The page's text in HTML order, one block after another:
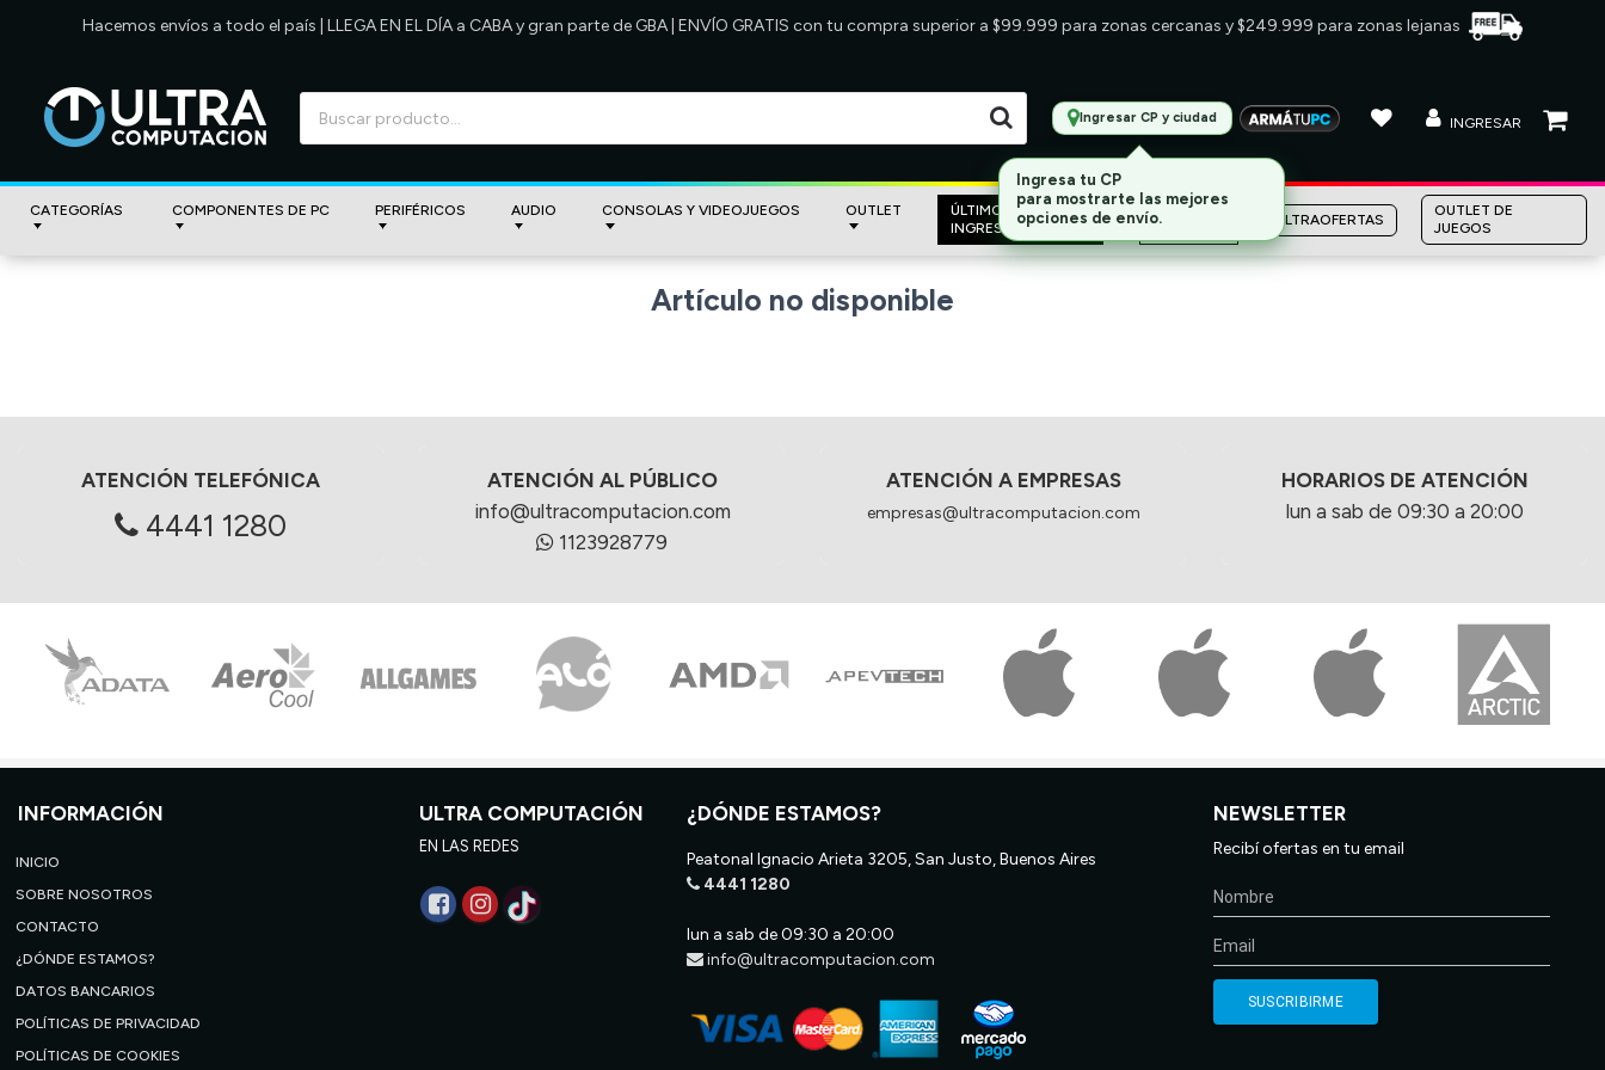
Hacemos envíos a todo el país | LLEGA EN EL DÍA a CABA y gran parte de GBA | ENVÍO GRATIS con tu compra superior a $99.999 para zonas cercanas y $249.999 para zonas lejanas
Ingresar CP y ciudad INGRESAR
CATEGORÍAS COMPONENTES DE PC PERIFÉRICOS AUDIO CONSOLAS Y VIDEOJUEGOS OUTLET
ÚLTIMOS
INGRESOS
MARCAS
ULTRAOFERTAS
OUTLET DE
JUEGOS
Artículo no disponible
ATENCIÓN TELEFÓNICA
4441 1280
ATENCIÓN AL PÚBLICO
info@ultracomputacion.com
1123928779
ATENCIÓN A EMPRESAS
empresas@ultracomputacion.com
HORARIOS DE ATENCIÓN
lun a sab de 09:30 a 20:00
INFORMACIÓN
INICIO
SOBRE NOSOTROS
CONTACTO
¿DÓNDE ESTAMOS?
DATOS BANCARIOS
POLÍTICAS DE PRIVACIDAD
POLÍTICAS DE COOKIES
ULTRA COMPUTACIÓN
EN LAS REDES
¿DÓNDE ESTAMOS?
Peatonal Ignacio Arieta 3205, San Justo, Buenos Aires
4441 1280
lun a sab de 09:30 a 20:00
info@ultracomputacion.com
NEWSLETTER
Recibí ofertas en tu email
Ingresa tu CP
para mostrarte las mejores
opciones de envío.